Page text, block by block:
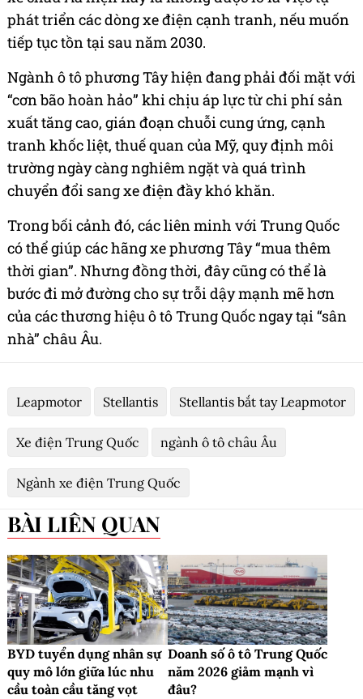
phát triển các dòng xe điện cạnh tranh, nếu muốn
tiếp tục tồn tại sau năm 2030.
Ngành ô tô phương Tây hiện đang phải đối mặt với
“cơn bão hoàn hảo” khi chịu áp lực từ chi phí sản
xuất tăng cao, gián đoạn chuỗi cung ứng, cạnh
tranh khốc liệt, thuế quan của Mỹ, quy định môi
trường ngày càng nghiêm ngặt và quá trình
chuyển đổi sang xe điện đầy khó khăn.
Trong bối cảnh đó, các liên minh với Trung Quốc
có thể giúp các hãng xe phương Tây “mua thêm
thời gian”. Nhưng đồng thời, đây cũng có thể là
bước đi mở đường cho sự trỗi dậy mạnh mẽ hơn
của các thương hiệu ô tô Trung Quốc ngay tại “sân
nhà” châu Âu.
Leapmotor Stellantis Stellantis bắt tay Leapmotor
Xe điện Trung Quốc ngành ô tô châu Âu
Ngành xe điện Trung Quốc
BÀI LIÊN QUAN
BYD tuyển dụng nhân sự
quy mô lớn giữa lúc nhu
cầu toàn cầu tăng vọt
Doanh số ô tô Trung Quốc
năm 2026 giảm mạnh vì
đâu?